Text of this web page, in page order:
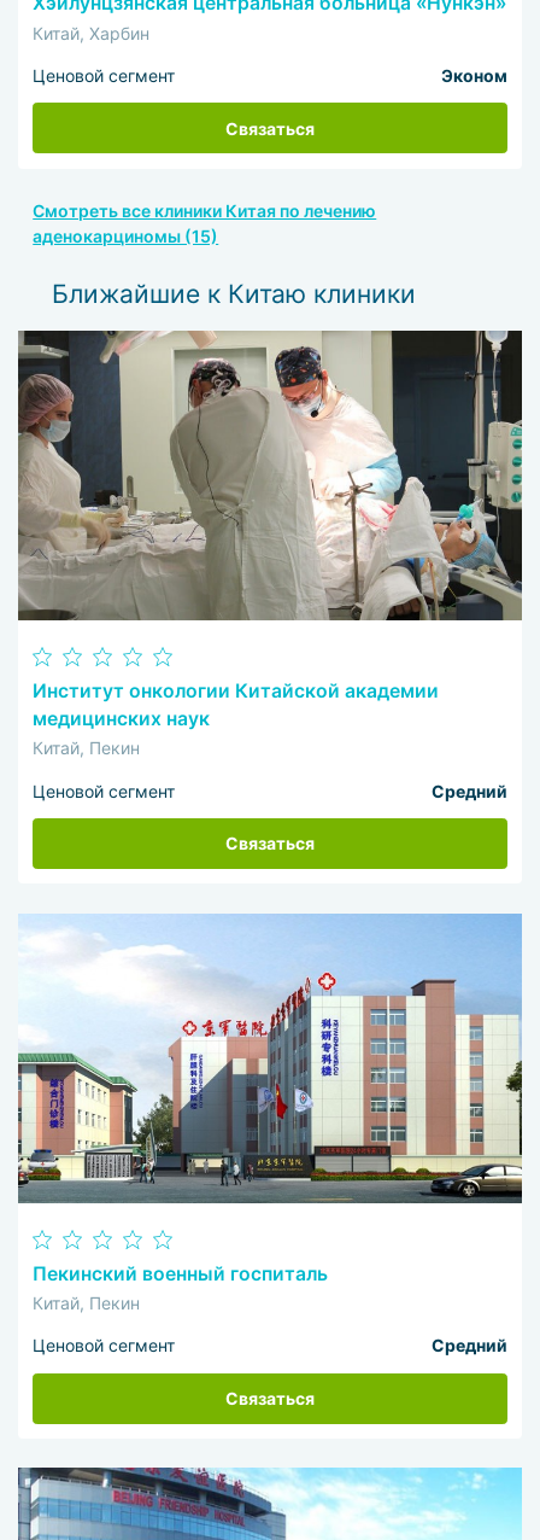
Китай, Харбин
Ценовой сегмент Эконом
Связаться
Смотреть все клиники Китая по лечению
аденокарциномы (15)
Ближайшие к Китаю клиники
Институт онкологии Китайской академии
медицинских наук
Китай, Пекин
Ценовой сегмент Средний
Связаться
Пекинский военный госпиталь
Китай, Пекин
Ценовой сегмент Средний
Связаться